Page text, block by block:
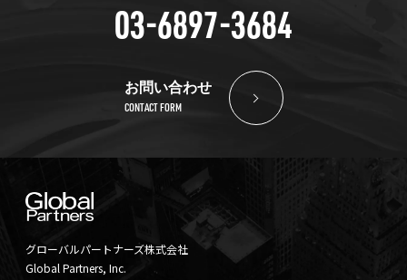
03-6897-3684
お問い合わせ
CONTACT FORM
グローバルパートナーズ株式会社
Global Partners, Inc.